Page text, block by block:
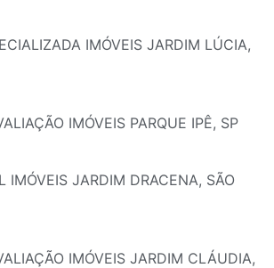
IMÓVEIS JARDIM LÚCIA,
IMÓVEIS PARQUE IPÊ, SP
IMÓVEIS JARDIM DRACENA, SÃO
IMÓVEIS JARDIM CLÁUDIA,